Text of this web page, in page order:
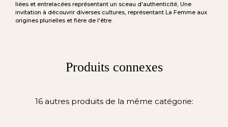
liées et entrelacées représentant un sceau d'authenticité, Une
invitation à découvrir diverses cultures, représentant La Femme aux
origines plurielles et fière de l'être.
Produits connexes
16 autres produits de la même catégorie: